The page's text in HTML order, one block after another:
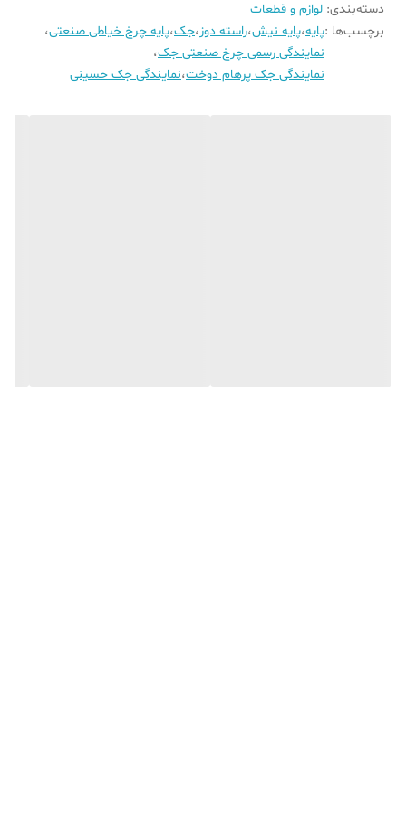
دسته‌بندی: لوازم و قطعات
برچسب‌ها :پایه،پایه نیش،راسته دوز،جک،پایه چرخ خیاطی صنعتی،
نمایندگی رسمی چرخ صنعتی جک،
نمایندگی جک پرهام دوخت،نمایندگی جک حسینی